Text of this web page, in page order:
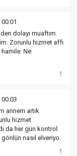
dolayı muaftım.
Zorunlu hizmet affı
Ne
annem artık
hizmet
da her gün kontrol
nasıl elveriyo.